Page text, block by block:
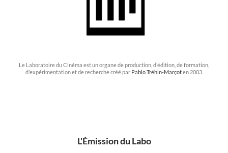
Le Laboratoire du Cinéma est un organe de production, d'édition, de formation,
d'expérimentation et de recherche créé par Pablo Tréhin-Marçoten 2003.
L'Émission du Labo